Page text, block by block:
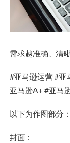
需求越准确、清
#亚马逊运营#亚
亚马逊A+ #亚马
以下为作图部分：
封面：